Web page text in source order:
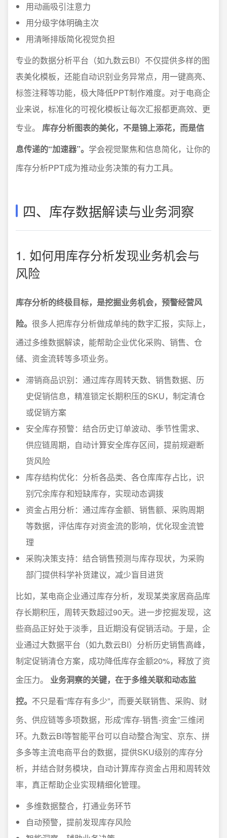
用动画吸引注意力
用分级字体明确主次
用清晰排版简化视觉负担
专业的数据分析平台（如九数云BI）不仅提供多样的图
表美化模板，还能自动识别业务异常点，用一键高亮、
标签注释等功能，极大降低PPT制作难度。对于电商企
业来说，标准化的可视化模板让每次汇报都更高效、更
专业。 库存分析图表的美化，不是锦上添花，而是信
息传递的“加速器”。 学会视觉聚焦和信息简化，让你的
库存分析PPT成为推动业务决策的有力工具。
四、库存数据解读与业务洞察
1. 如何用库存分析发现业务机会与
风险
库存分析的终极目标，是挖掘业务机会，预警经营风
险。 很多人把库存分析做成单纯的数字汇报，实际上，
通过多维数据解读，能帮助企业优化采购、销售、仓
储、资金流转等多项业务。
滞销商品识别：通过库存周转天数、销售数据、历
史促销信息，精准锁定长期积压的SKU，制定清仓
或促销方案
安全库存预警：结合历史订单波动、季节性需求、
供应链周期，自动计算安全库存区间，提前规避断
货风险
库存结构优化：分析各品类、各仓库库存占比，识
别冗余库存和短缺库存，实现动态调拨
资金占用分析：通过库存金额、销售额、采购周期
等数据，评估库存对资金流的影响，优化现金流管
理
采购决策支持：结合销售预测与库存现状，为采购
部门提供科学补货建议，减少盲目进货
比如，某电商企业通过库存分析，发现某类家居商品库
存长期积压，周转天数超过90天。进一步挖掘发现，这
些商品正好处于淡季，且近期没有促销活动。于是，企
业通过大数据平台（如九数云BI）分析历史销售高峰，
制定促销清仓方案，成功降低库存金额20%，释放了资
金压力。 业务洞察的关键，在于多维关联和动态监
控。 不只是看“库存有多少”，而要关联销售、采购、财
务、供应链等多项数据，形成“库存-销售-资金”三维闭
环。九数云BI等智能平台可以自动整合淘宝、京东、拼
多多等主流电商平台的数据，提供SKU级别的库存分
析，并结合财务模块，自动计算库存资金占用和周转效
率，真正帮助企业实现精细化管理。
多维数据整合，打通业务环节
自动预警，提前发现库存风险